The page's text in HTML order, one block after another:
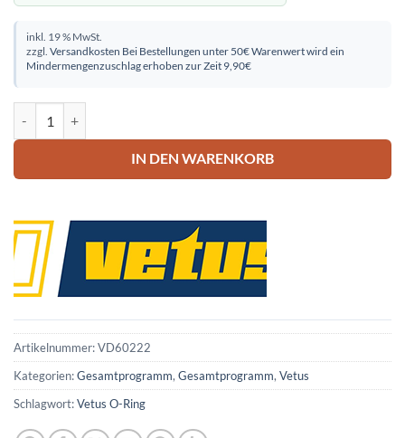
inkl. 19 % MwSt.
zzgl. Versandkosten Bei Bestellungen unter 50€ Warenwert wird ein
Mindermengenzuschlag erhoben zur Zeit 9,90€
IN DEN WARENKORB
Artikelnummer:VD60222
Kategorien:Gesamtprogramm, Gesamtprogramm, Vetus
Schlagwort:Vetus O-Ring